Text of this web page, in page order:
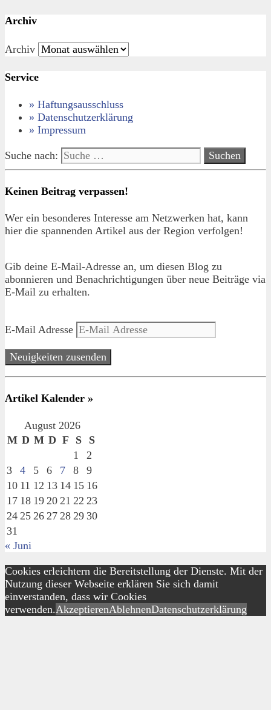
Archiv
Archiv
Service
» Haftungsausschluss
» Datenschutzerklärung
» Impressum
Suche nach:
Keinen Beitrag verpassen!
Wer ein besonderes Interesse am Netzwerken hat, kann
hier die spannenden Artikel aus der Region verfolgen!
Gib deine E-Mail-Adresse an, um diesen Blog zu
abonnieren und Benachrichtigungen über neue Beiträge via
E-Mail zu erhalten.
E-Mail Adresse
Neuigkeiten zusenden
Artikel Kalender »
August 2026
M D M D F S
S
1
2
3
4 5 6 7 8
9
10 11 12 13 14 15 16
17 18 19 20 21 22 23
24 25 26 27 28 29 30
31
« Juni
Cookies erleichtern die Bereitstellung der Dienste. Mit der
Nutzung dieser Webseite erklären Sie sich damit
einverstanden, dass wir Cookies
verwenden.AkzeptierenAblehnenDatenschutzerklärung